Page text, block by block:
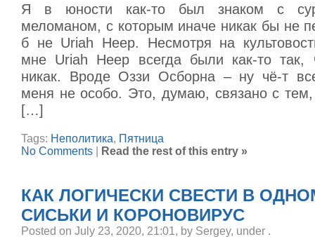
Я в юности как-то был знаком с
меломаном, с которым иначе никак бы не
б не Uriah Heep. Несмотря на
мне Uriah Heep всегда были как-то так,
никак. Вроде Оззи Осборна – ну чё-т
меня не особо. Это, думаю, связано с
[…]
Tags: Неполитика, Пятница
No Comments
Read the rest of this entry »
КАК ЛОГИЧЕСКИ СВЕСТИ В
СИСЬКИ И КОРОНОВИРУС
Posted on July 23, 2020, 21:01, by Sergey, under .